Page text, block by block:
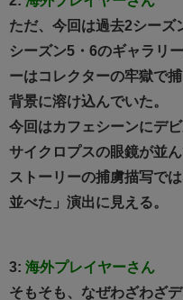
ただ、今回は過去2シーズ
シーズン5・6のギャラリ
ーはコレクターの牢獄で
背景に溶け込んでいた。
今回はカフェシーンにデ
サイクロプスの眼鏡が並ん
ストーリーの捕虜描写で
並べた」演出に見える。
3: 海外プレイヤーさん
そもそも、なぜわざわざ